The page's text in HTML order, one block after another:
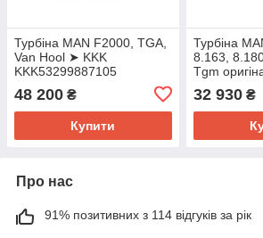
Турбіна MAN F2000, TGA,
Van Hool ➤ KKK
KKK53299887105
48 200 ₴
Купити
Турбіна
8.163,
Tgm
32 930₴
Про нас
91% позитивних з 114 відгуків за рік